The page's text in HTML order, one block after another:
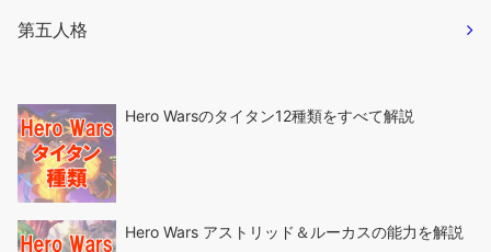
第五人格
Hero Warsのタイタン12種類をすべて解説
Hero Wars アストリッド＆ルーカスの能力を解説